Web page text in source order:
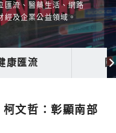
匯流、醫藥生活、網路
經及企業公益領域。
康匯流
文哲：彰顯南部